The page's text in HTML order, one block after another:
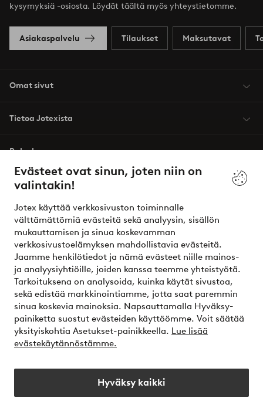
Evästeet ovat sinun, joten niin on
valintakin!
Jotex käyttää verkkosivuston toiminnalle
välttämättömiä evästeitä sekä analyysin, sisällön
mukauttamisen ja sinua koskevamman
verkkosivustoelämyksen mahdollistavia evästeitä.
Jaamme henkilötiedot ja nämä evästeet niille mainos-
ja analyysiyhtiöille, joiden kanssa teemme yhteistyötä.
Tarkoituksena on analysoida, kuinka käytät sivustoa,
sekä edistää markkinointiamme, jotta saat paremmin
sinua koskevia mainoksia. Napsauttamalla Hyväksy-
painiketta suostut evästeiden käyttöömme. Voit säätää
yksityiskohtia Asetukset-painikkeella. Lue lisää
evästekäytännöstämme.
Hyväksy kaikki
kysymyksiä -osiosta. Löydät täältä myös yhteystietomme.
Asiakaspalvelu Tilaukset Maksutavat
Omat sivut
Tietoa Jotexista
Palvelumme
Ehdot
Ystävät
Turvalliset maksut – maksa nyt tai erissä
Haluatko tietää lisää maksuvaihtoehdoistamme?
elpy